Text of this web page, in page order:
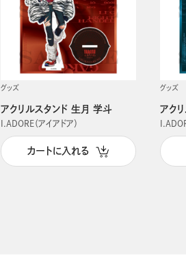
グッズ
アクリルスタンド 生月 学斗
I.ADORE（アイアドア）
カートに入れる
グッズ
アク